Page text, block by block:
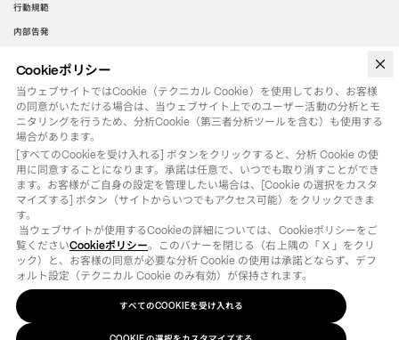
行動規範
内部告発
WeChat
©
法律用語 COOKIEの選択をカスタマイズする
Cookieポリシー
当ウェブサイトではCookie（テクニカル Cookie）を使用しており、お客様
の同意がいただける場合は、当ウェブサイト上でのユーザー活動の分析とモ
ニタリングを行うため、分析Cookie（第三者分析ツールを含む）も使用する
場合があります。
[すべてのCookieを受け入れる] ボタンをクリックすると、分析 Cookie の使
用に同意することになります。承諾は任意で、いつでも取り消すことができ
ます。お客様がご自身の設定を管理したい場合は、[Cookie の選択をカスタ
マイズする] ボタン（サイトからいつでもアクセス可能）をクリックできま
す。
覧くださいCookieポリシー。このバナーを閉じる（右上隅の「 X 」をクリ
ック）と、お客様の同意が必要な分析 Cookie の使用は承諾とならず、デフ
ォルト設定（テクニカル Cookie のみ有効）が保持されます。
すべてのCOOKIEを受け入れる